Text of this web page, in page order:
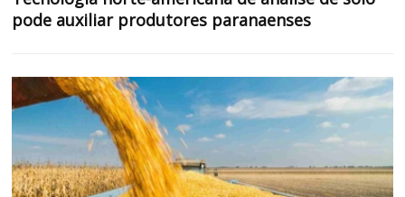
pode auxiliar produtores paranaenses